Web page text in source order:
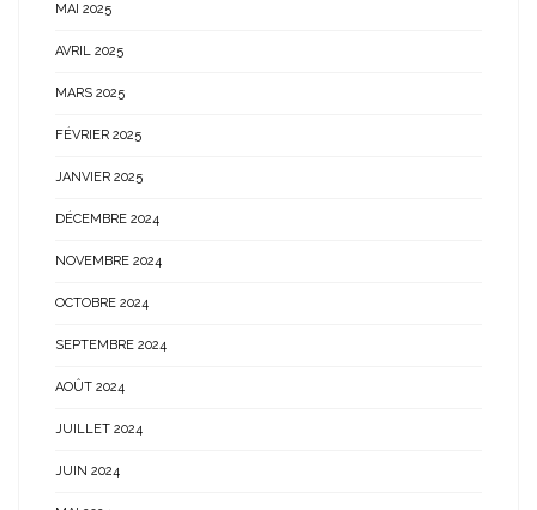
MAI 2025
AVRIL 2025
MARS 2025
FÉVRIER 2025
JANVIER 2025
DÉCEMBRE 2024
NOVEMBRE 2024
OCTOBRE 2024
SEPTEMBRE 2024
AOÛT 2024
JUILLET 2024
JUIN 2024